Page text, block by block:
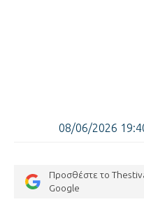
08/06/2026
Προσθέστε το
Google